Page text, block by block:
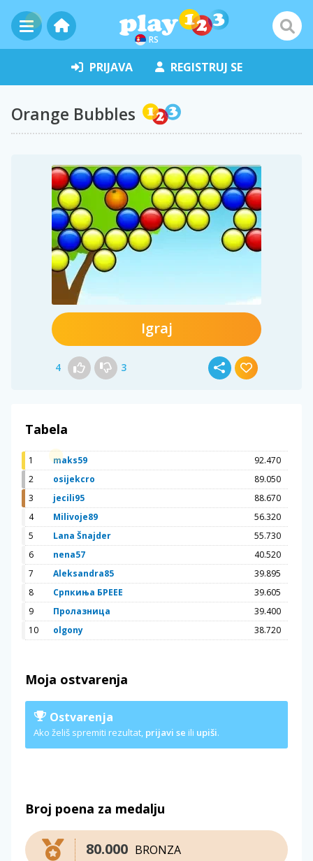
RS
PRIJAVA REGISTRUJ SE
Orange Bubbles
Igraj
4 3
Tabela
1 maks59
92.470
2
osijekcro
89.050
3
jecili95
88.670
4
Milivoje89
56.320
5
Lana Šnajder
55.730
6
nena57
40.520
7
Aleksandra85
39.895
8
Српкиња БРЕЕЕ
39.605
9
Пролазница
39.400
10
olgony 38.720
Moja ostvarenja
Ostvarenja
Ako želiš spremiti rezultat, prijavi se ili upiši.
Broj poena za medalju
BRONZA
80.000